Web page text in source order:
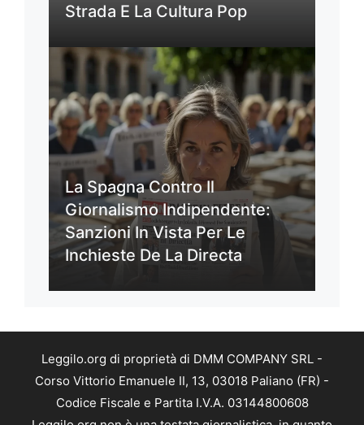
Strada E La Cultura Pop
La Spagna Contro Il
Giornalismo Indipendente:
Sanzioni In Vista Per Le
Inchieste De La Directa
Leggilo.org di proprietà di DMM COMPANY SRL -
Corso Vittorio Emanuele II, 13, 03018 Paliano (FR) -
Codice Fiscale e Partita I.V.A. 03144800608